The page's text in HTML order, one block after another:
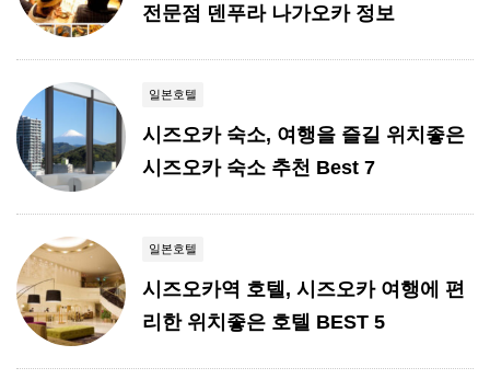
전문점 덴푸라 나가오카 정보
일본호텔
시즈오카 숙소, 여행을 즐길 위치좋은
시즈오카 숙소 추천 Best 7
일본호텔
시즈오카역 호텔, 시즈오카 여행에 편
리한 위치좋은 호텔 BEST 5